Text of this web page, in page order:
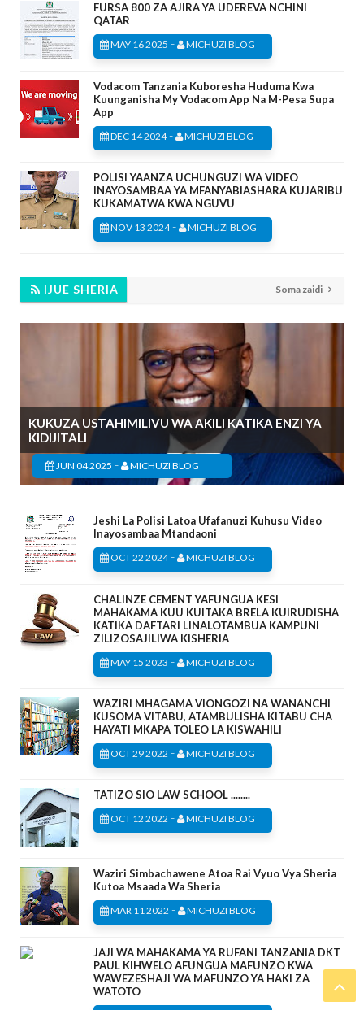
FURSA 800 ZA AJIRA YA UDEREVA NCHINI
QATAR
MAY 16 2025 - MICHUZI BLOG
Vodacom Tanzania Kuboresha Huduma Kwa
Kuunganisha My Vodacom App Na M-Pesa Supa
App
DEC 14 2024- MICHUZI BLOG
POLISI YAANZA UCHUNGUZI WA VIDEO
INAYOSAMBAA YA MFANYABIASHARA KUJARIBU
KUKAMATWA KWA NGUVU
NOV 13 2024- MICHUZI BLOG
IJUE SHERIA Soma zaidi
KUKUZA USTAHIMILIVU WA AKILI KATIKA ENZI YA
KIDIJITALI
JUN 04 2025 - MICHUZI BLOG
Jeshi La Polisi Latoa Ufafanuzi Kuhusu Video
Inayosambaa Mtandaoni
OCT 22 2024- MICHUZI BLOG
CHALINZE CEMENT YAFUNGUA KESI
MAHAKAMA KUU KUITAKA BRELA KUIRUDISHA
KATIKA DAFTARI LINALOTAMBUA KAMPUNI
ZILIZOSAJILIWA KISHERIA
MAY 15 2023 - MICHUZI BLOG
WAZIRI MHAGAMA VIONGOZI NA WANANCHI
KUSOMA VITABU, ATAMBULISHA KITABU CHA
HAYATI MKAPA TOLEO LA KISWAHILI
OCT 29 2022 - MICHUZI BLOG
TATIZO SIO LAW SCHOOL ........
OCT 12 2022 - MICHUZI BLOG
Waziri Simbachawene Atoa Rai Vyuo Vya Sheria
Kutoa Msaada Wa Sheria
MAR 11 2022 - MICHUZI BLOG
JAJI WA MAHAKAMA YA RUFANI TANZANIA DKT
PAUL KIHWELO AFUNGUA MAFUNZO KWA
WAWEZESHAJI WA MAFUNZO YA HAKI ZA
WATOTO